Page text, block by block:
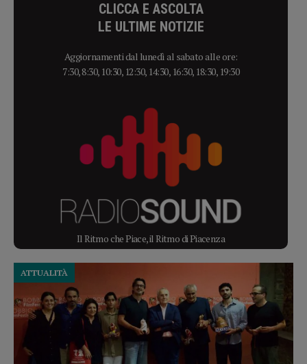
CLICCA E ASCOLTA
LE ULTIME NOTIZIE
Aggiornamenti dal lunedì al sabato alle ore:
7:30, 8:30, 10:30, 12:30, 14:30, 16:30, 18:30, 19:30
Il Ritmo che Piace, il Ritmo di Piacenza
ATTUALITÀ